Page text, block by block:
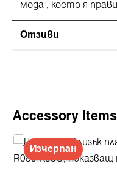
мода , което я
Отзиви
Пропуснете
Accessory Items
Изчерпан